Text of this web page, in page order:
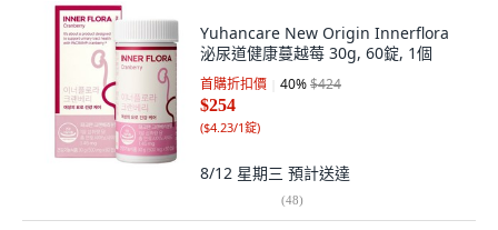
Yuhancare New Origin Innerflora
泌尿道健康蔓越莓 30g, 60錠, 1個
首購折扣價 40%$424
$254
($4.23/1錠)
8/12 星期三 預計送達
(48)